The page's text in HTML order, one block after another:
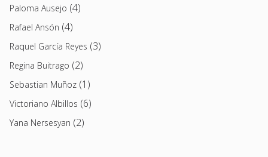
Paloma Ausejo (4)
Rafael Ansón (4)
Raquel García Reyes (3)
Regina Buitrago (2)
Sebastian Muñoz (1)
Victoriano Albillos (6)
Yana Nersesyan (2)